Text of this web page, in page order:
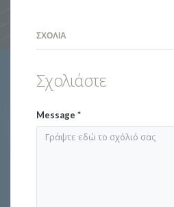
ΣΧΌΛΙΑ
Σχολιάστε
Message*